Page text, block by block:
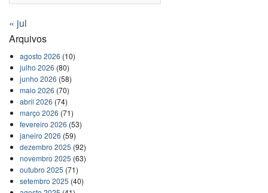
« jul
Arquivos
agosto 2026 (10)
julho 2026 (80)
junho 2026 (58)
maio 2026 (70)
abril 2026 (74)
março 2026 (71)
fevereiro 2026 (53)
janeiro 2026 (59)
dezembro 2025 (92)
novembro 2025 (63)
outubro 2025 (71)
setembro 2025 (40)